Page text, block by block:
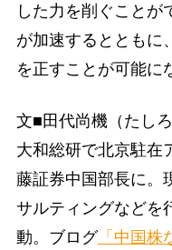
した力を削ぐことが
が加速するとともに
を正すことが可能に
文■田代尚機（たし
大和総研で北京駐在
藤証券中国部長に。
サルティングなどを
動。ブログ「中国株